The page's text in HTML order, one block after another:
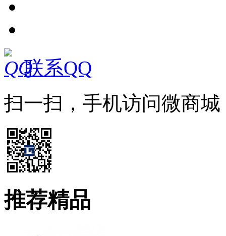
联系QQ
扫一扫，手机访问微商城
推荐精品